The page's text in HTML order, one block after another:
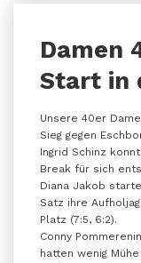
Damen
Start in
Unsere 40er
Sieg gegen
Ingrid Schinz
Break für sich
Diana Jakob
Satz ihre
Platz (7:5, 6:2).
Conny
hatten wenig